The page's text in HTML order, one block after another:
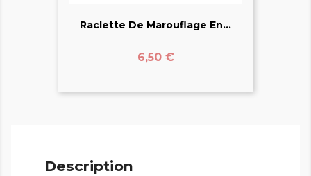
Raclette De Marouflage En...
Prix
6,50 €
Description